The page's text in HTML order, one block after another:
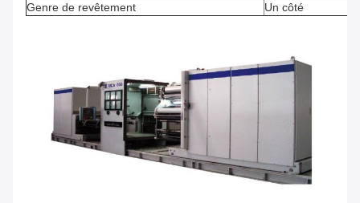
Genre de revêtement
Un côté